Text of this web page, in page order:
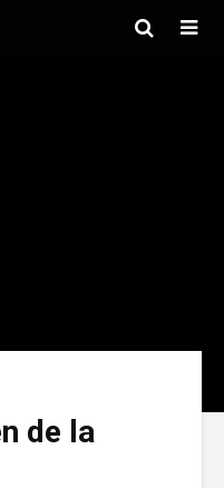
de la